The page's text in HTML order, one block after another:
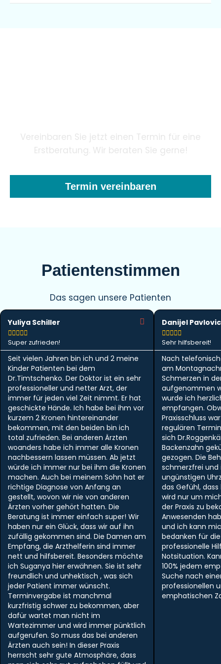
Vereinbaren Sie jetzt einen Termin für eine
Erstberatung. Wir beraten Sie gerne!
Termin vereinbaren
Patientenstimmen
Das sagen unsere Patienten
Yuliya Schiller

Super zufrieden!
Seit vielen Jahren bin ich und 2 meine
Kinder Patienten bei dem
Dr.Timtschenko. Der Doktor ist ein sehr
professioneller und netter Arzt, der
immer für jeden viel Zeit nimmt. Er hat
geschickte Hände. Ich habe bei ihm vor
kurzem 2 Kronen hintereinander
bekommen, mit den beiden bin ich
total zufrieden. Bei anderen Ärzten
woanders habe ich immer alle Kronen
nachbessern lassen müssen. Ab jetzt
würde ich immer nur bei ihm die Kronen
machen. Auch bei meinem Sohn hat er
richtige Diagnose von Anfang an
gestellt, wovon wir nie von anderen
Ärzten vorher gehört hatten. Die
Beratung ist immer einfach super! Wir
haben nur ein Glück, dass wir auf ihn
zufällig gekommen sind. Die Damen am
Empfang, die Arzthelferin sind immer
nett und hilfsbereit. Besonders möchte
ich Suganya hier erwähnen. Sie ist sehr
freundlich und unhektisch , was sich
jeder Patient immer wünscht.
Terminvergabe ist manchmal
kurzfristig schwer zu bekommen, aber
dafür wartet man nicht im
Wartezimmer und wird immer pünktlich
aufgerufen. So muss das bei anderen
Ärzten auch sein! In dieser Praxis
herrscht sehr gute Atmosphäre, dass
Danijel Pavlovic

Sehr hilfsbereit!
Nach
am
Schmerzen in
aufgenommen
wurde ich
empfangen.
Praxisschluss
regulären
sich
Backenzahn
gezogen. Die
schmerzfrei
ungünstigen
das Gefühl,
wird nur um
der Praxis zu
Anwesenden
und ich kann
bedanken für
professionelle
Notsituation.
100% jedem
Suche nach
professionellen
emphatischen